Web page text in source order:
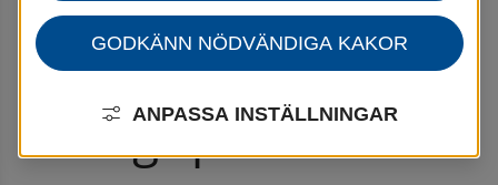
Nyhetsarkiv Övergripande
Nyhetsarkiv
Övergripande
GODKÄNN NÖDVÄNDIGA KAKOR
ANPASSA INSTÄLLNINGAR